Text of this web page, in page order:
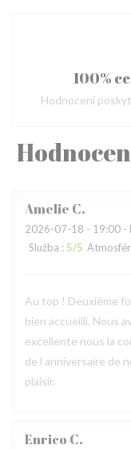
Amelie C
2026-07-18 - 19:00 -
Služba : 5/5
Au top ! Deuxième
bien accueilli. Nous
excellente nous la
de l anniversaire de
plaisir.
Enrico C
100%
Hodnocení